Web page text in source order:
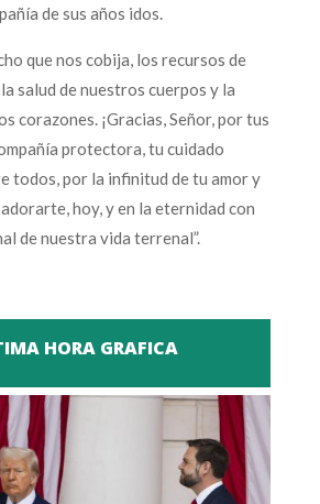
de sus años idos.
que nos cobija, los recursos de
salud de nuestros cuerpos y la
corazones. ¡Gracias, Señor, por tus
protectora, tu cuidado
todos, por la infinitud de tu amor y
hoy, y en la eternidad con
de nuestra vida terrenal”.
HORA GRAFICA